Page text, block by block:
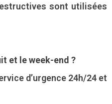
sont utilisées
et le week-end ?
d’urgence 24h/24 et